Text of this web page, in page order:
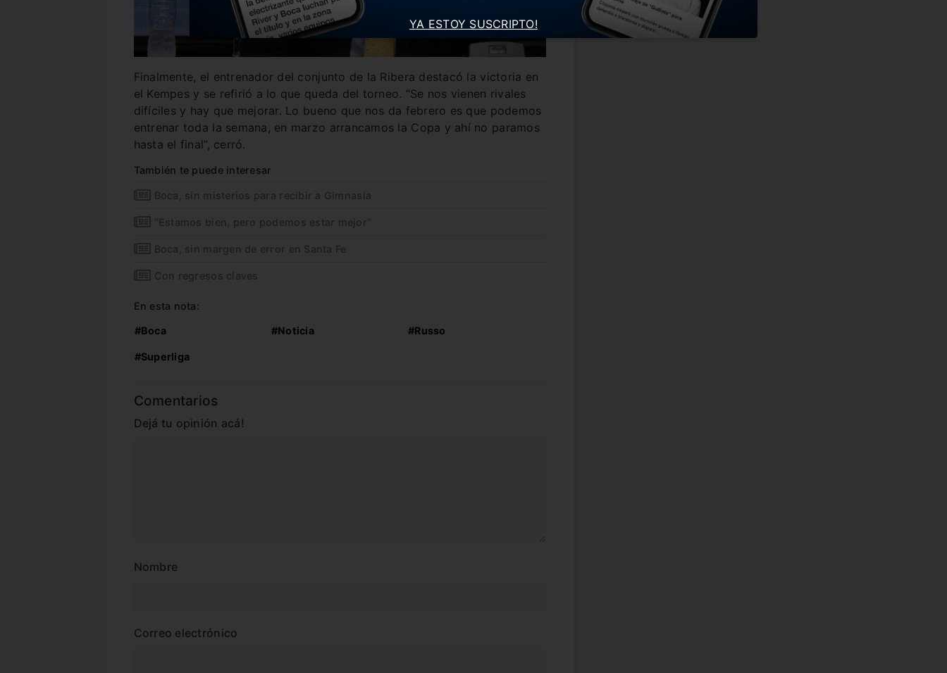
Finalmente, el entrenador del conjunto de la Ribera destacó la victoria en
el Kempes y se refirió a lo que queda del torneo. “Se nos vienen rivales
difíciles y hay que mejorar. Lo bueno que nos da febrero es que podemos
entrenar toda la semana, en marzo arrancamos la Copa y ahí no paramos
hasta el final”, cerró.
También te puede interesar
Boca, sin misterios para recibir a Gimnasia
“Estamos bien, pero podemos estar mejor”
Boca, sin margen de error en Santa Fe
Con regresos claves
En esta nota:
#Boca #Noticia #Russo
#Superliga
Comentarios
Dejá tu opinión acá!
Nombre
Correo electrónico
YA ESTOY SUSCRIPTO!